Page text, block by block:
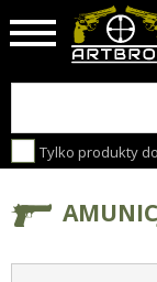
Tylko produkty